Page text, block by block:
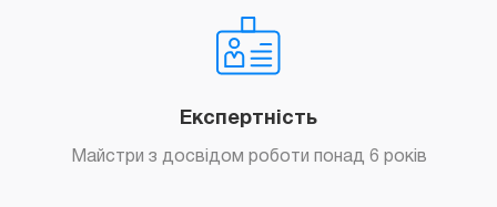
Експертність
Майстри з досвідом роботи понад 6 років